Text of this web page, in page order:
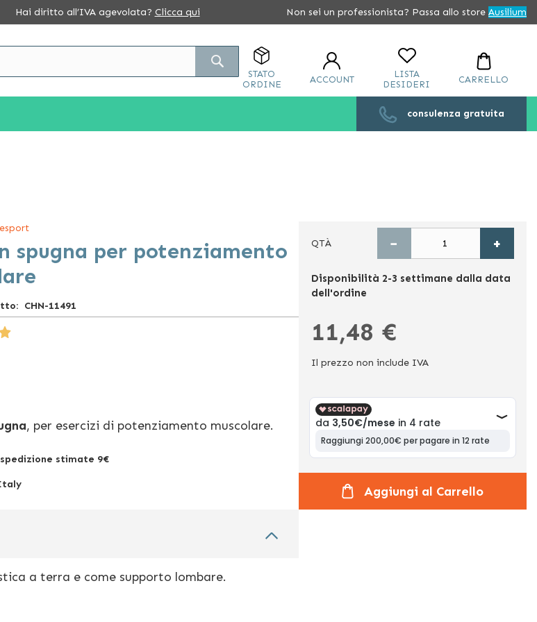
Hai diritto all’IVA agevolata? Clicca qui Non sei un professionista? Passa allo store Ausilium
STATO
ORDINE
ACCOUNT
LISTA
DESIDERI
CARRELLO
consulenza gratuita
spugna per potenziamento
CHN-11491
, per esercizi di potenziamento muscolare.
stimate 9€
QTÀ − +
Disponibilità 2-3 settimane dalla data
dell'ordine
11,48 €
Il prezzo non include IVA
Aggiungi al Carrello
a terra e come supporto lombare.